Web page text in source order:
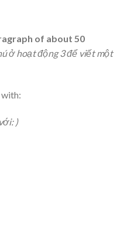
of about 50
ở hoạt động 3 để viết một
with:
)